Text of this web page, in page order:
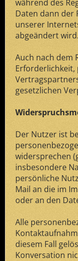
während des
Daten dann der
unserer
abgeändert wird.
Auch nach dem
Erforderlichkeit,
gesetzlichen
Der Nutzer ist
widersprechen
insbesondere
persönliche
Mail an die im
oder an den
Alle
diesem Fall
Konversation